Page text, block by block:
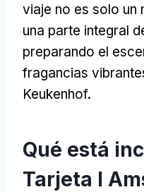
viaje no es solo un
una parte integral
preparando el
fragancias
Keukenhof.
Qué está
Tarjeta I